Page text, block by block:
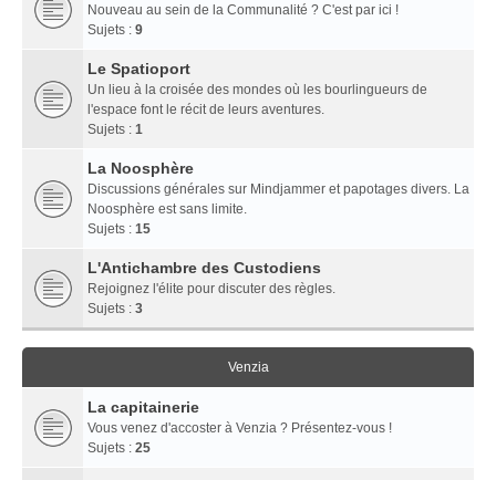
Nouveau au sein de la Communalité ? C'est par ici !
Sujets : 9
Le Spatioport
Un lieu à la croisée des mondes où les bourlingueurs de
l'espace font le récit de leurs aventures.
Sujets : 1
La Noosphère
Discussions générales sur Mindjammer et papotages divers. La
Noosphère est sans limite.
Sujets : 15
L'Antichambre des Custodiens
Rejoignez l'élite pour discuter des règles.
Sujets : 3
Venzia
La capitainerie
Vous venez d'accoster à Venzia ? Présentez-vous !
Sujets : 25